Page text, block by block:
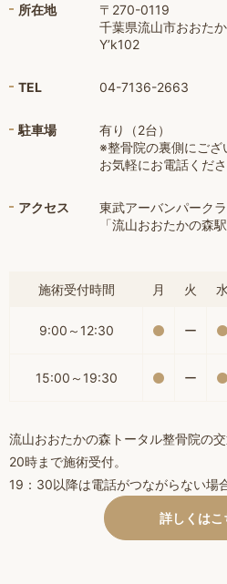
所在地
〒270-0119
千葉県流山市おおた
Y’k102
TEL 04-7136-2663
駐車場
有り（2台）
※整骨院の裏側にご
お気軽にお電話くださ
アクセス
東武アーバンパーク
「流山おおたかの森
施術受付時間 月 火 水
9:00～12:30 ー
15:00～19:30 ー
流山おおたかの森トータル整骨院の
20時まで施術受付。
19：30以降は電話がつながらない場
詳しくはこ